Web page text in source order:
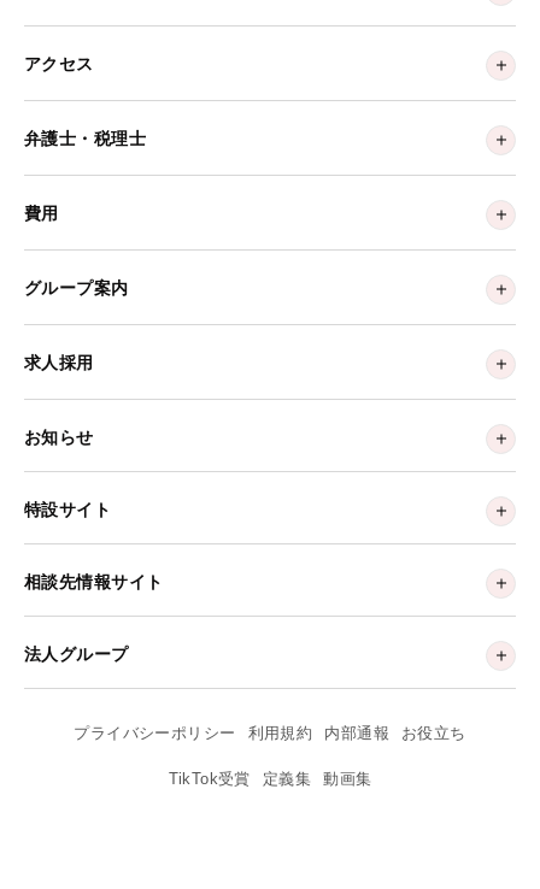
アクセス
弁護士・税理士
費用
グループ案内
求人採用
お知らせ
特設サイト
相談先情報サイト
法人グループ
プライバシーポリシー 利用規約 内部通報 お役立ち
TikTok受賞 定義集 動画集